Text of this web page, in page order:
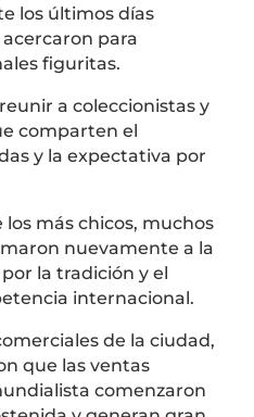
los últimos días
para
figuritas.
a coleccionistas y
comparten el
y la expectativa por
más chicos, muchos
nuevamente a la
la tradición y el
internacional.
de la ciudad,
que las ventas
comenzaron